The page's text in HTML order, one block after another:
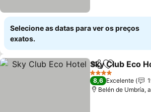
Selecione as datas para ver os preços
exatos.
PartilharAdicionar
Sky Club Eco
4 Estrelas
8,6 Excelente
Belén de Umbría,